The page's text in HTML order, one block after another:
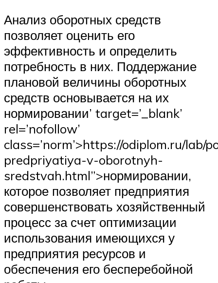
Анализ оборотных средств
позволяет оценить его
эффективность и определить
потребность в них. Поддержание
плановой величины оборотных
средств основывается на их
нормировании’ target=’_blank’
rel=’nofollow’
class=’norm’>https://odiplom.ru/lab/
predpriyatiya-v-oborotnyh-
sredstvah.html”>нормировании,
которое позволяет предприятия
совершенствовать хозяйственный
процесс за счет оптимизации
использования имеющихся у
предприятия ресурсов и
обеспечения его бесперебойной